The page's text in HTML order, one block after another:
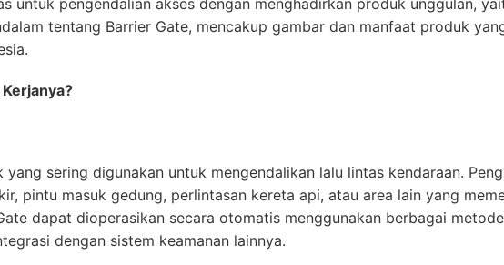
untuk pengendalian akses dengan menghadirkan produk unggulan,
tentang Barrier Gate, mencakup gambar dan manfaat produk
sering digunakan untuk mengendalikan lalu lintas kendaraan.
pintu masuk gedung, perlintasan kereta api, atau area lain yang
dapat dioperasikan secara otomatis menggunakan berbagai
dengan sistem keamanan lainnya.